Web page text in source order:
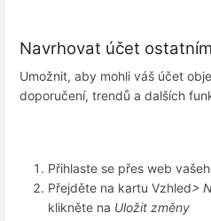
Navrhovat účet ostatním
Umožnit, aby mohli váš účet
doporučení, trendů a dalších
Přihlaste se přes web
Přejděte na kartu Vzhled>
klikněte na Uložit změny